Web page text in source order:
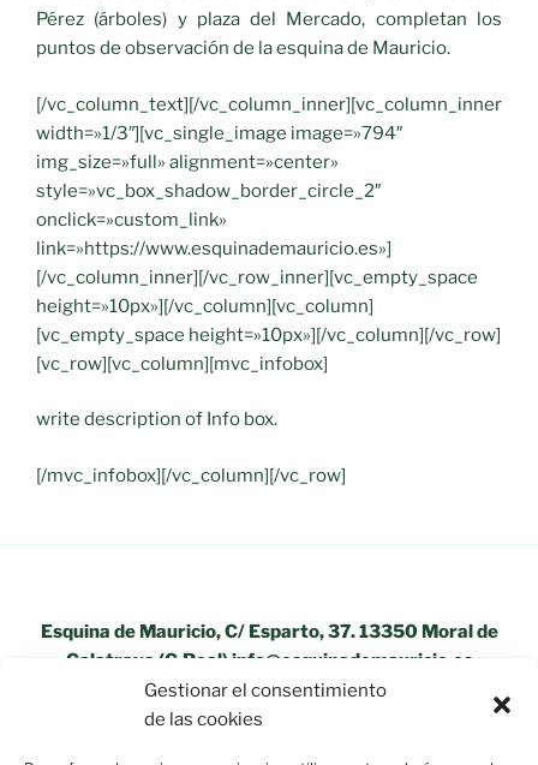
Gestionar el consentimiento
de las cookies
Pérez (árboles) y plaza del Mercado, completan los
puntos de observación de la esquina de Mauricio.
[/vc_column_text][/vc_column_inner][vc_column_inner
width=»1/3″][vc_single_image image=»794″
img_size=»full» alignment=»center»
style=»vc_box_shadow_border_circle_2″
onclick=»custom_link»
link=»https://www.esquinademauricio.es»]
[/vc_column_inner][/vc_row_inner][vc_empty_space
height=»10px»][/vc_column][vc_column]
[vc_empty_space height=»10px»][/vc_column][/vc_row]
[vc_row][vc_column][mvc_infobox]
write description of Info box.
[/mvc_infobox][/vc_column][/vc_row]
Esquina de Mauricio, C/ Esparto, 37. 13350 Moral de
Calatrava (C.Real) info@esquinademauricio.es
«Aviso Legal»